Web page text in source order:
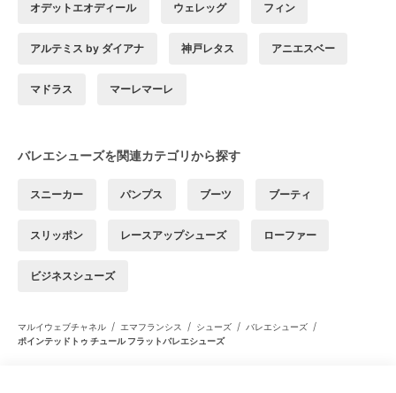
オデットエオディール ウェレッグ フィン
アルテミス by ダイアナ 神戸レタス アニエスベー
マドラス マーレマーレ
バレエシューズを関連カテゴリから探す
スニーカー パンプス ブーツ ブーティ
スリッポン レースアップシューズ ローファー
ビジネスシューズ
マルイウェブチャネル / エマフランシス / シューズ / バレエシューズ /
ポインテッドトゥ チュール フラットバレエシューズ